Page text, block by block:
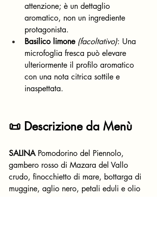
attenzione; è un dettaglio
aromatico, non un ingrediente
protagonista.
Basilico limone (facoltativo): Una
microfoglia fresca può elevare
ulteriormente il profilo aromatico
con una nota citrica sottile e
inaspettata.
📜 Descrizione da Menù
SALINA Pomodorino del Piennolo,
gambero rosso di Mazara del Vallo
crudo, finocchietto di mare, bottarga di
muggine, aglio nero, petali eduli e olio